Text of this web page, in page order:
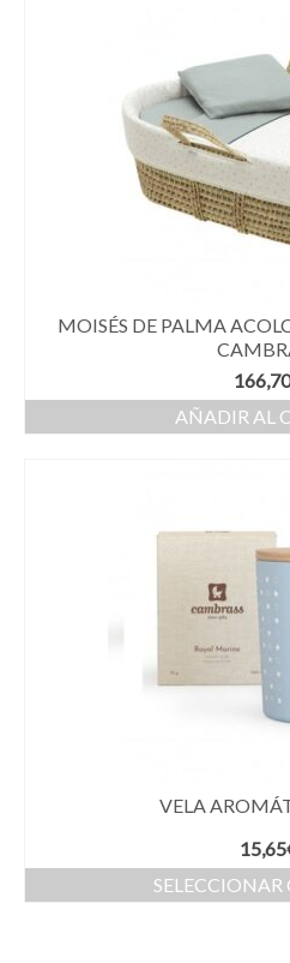
MOISÉS DE PALMA
166,70
AÑADIR AL
VELA
15,65
SELECCIONAR